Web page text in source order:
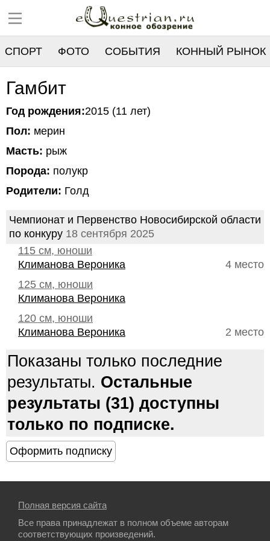
СПОРТ ФОТО СОБЫТИЯ КОННЫЙ РЫНОК
РЕЕСТР
Гамбит
Год рождения:2015 (11 лет)
Пол: мерин
Масть: рыж
Порода: полукр
Родители: Голд
Чемпионат и Первенство Новосибирской области
по конкуру 18 сентября 2025
115 см, юноши
4 место
Климанова Вероника
125 см, юноши
Климанова Вероника
120 см, юноши
2 место
Климанова Вероника
Показаны только последние
результаты. Остальные
результаты (31) доступны
только по подписке.
Полная версия сайта
Все права принадлежат в полном объеме авторам
соответствующих произведений.